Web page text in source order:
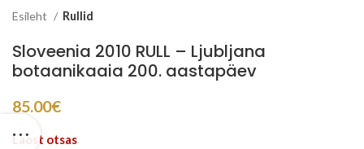
Esileht Rullid
Sloveenia 2010 RULL – Ljubljana
botaanikaaia 200. aastapäev
85.00€
Laost otsas